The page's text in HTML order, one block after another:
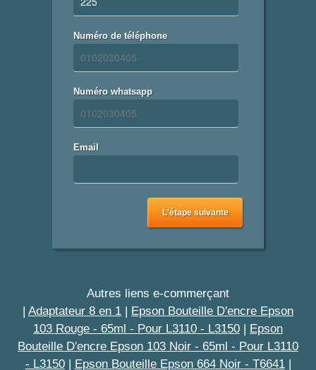
Numéro de téléphone
Numéro whatsapp
Email
L'étape suivante
Autres liens e-commerçant
Adaptateur 8 en 1
Epson Bouteille D'encre Epson
103 Rouge - 65ml - Pour L3110 - L3150
Epson
Bouteille D'encre Epson 103 Noir - 65ml - Pour L3110
- L3150| Epson Bouteille Epson 664 Noir - T6641|